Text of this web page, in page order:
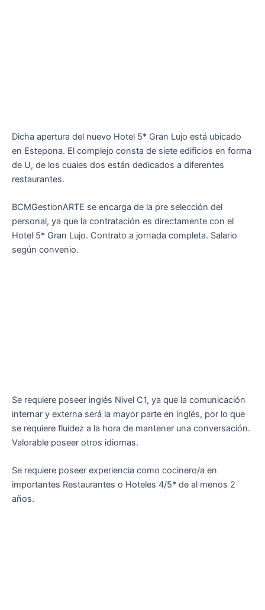
Dicha apertura del nuevo Hotel 5* Gran Lujo está ubicado
en Estepona. El complejo consta de siete edificios en forma
de U, de los cuales dos están dedicados a diferentes
restaurantes.
BCMGestionARTE se encarga de la pre selección del
personal, ya que la contratación es directamente con el
Hotel 5* Gran Lujo. Contrato a jornada completa. Salario
según convenio.
Se requiere poseer inglés Nivel C1, ya que la comunicación
internar y externa será la mayor parte en inglés, por lo que
se requiere fluidez a la hora de mantener una conversación.
Valorable poseer otros idiomas.
Se requiere poseer experiencia como cocinero/a en
importantes Restaurantes o Hoteles 4/5* de al menos 2
años.